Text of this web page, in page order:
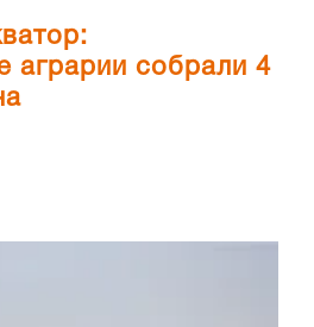
аграрии собрали 4